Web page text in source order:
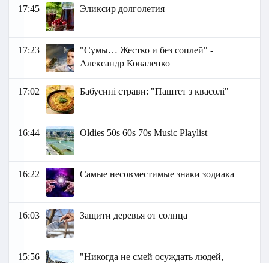
17:45 Эликсир долголетия
17:23
"Сумы… Жестко и без соплей" -
Александр Коваленко
17:02 Бабусині страви: "Паштет з квасолі"
16:44 Oldies 50s 60s 70s Music Playlist
16:22 Самые несовместимые знаки зодиака
16:03 Защити деревья от солнца
15:56
"Никогда не смей осуждать людей,